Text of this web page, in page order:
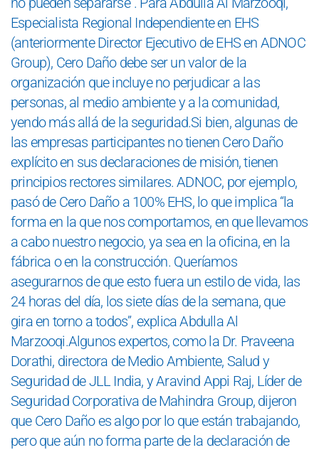
Especialista Regional Independiente en EHS
(anteriormente Director Ejecutivo de EHS en ADNOC
Group), Cero Daño debe ser un valor de la
organización que incluye no perjudicar a las
personas, al medio ambiente y a la comunidad,
yendo más allá de la seguridad.Si bien, algunas de
las empresas participantes no tienen Cero Daño
explícito en sus declaraciones de misión, tienen
principios rectores similares. ADNOC, por ejemplo,
pasó de Cero Daño a 100% EHS, lo que implica “la
forma en la que nos comportamos, en que llevamos
a cabo nuestro negocio, ya sea en la oficina, en la
fábrica o en la construcción. Queríamos
asegurarnos de que esto fuera un estilo de vida, las
24 horas del día, los siete días de la semana, que
gira en torno a todos”, explica Abdulla Al
Marzooqi.Algunos expertos, como la Dr. Praveena
Dorathi, directora de Medio Ambiente, Salud y
Seguridad de JLL India, y Aravind Appi Raj, Líder de
Seguridad Corporativa de Mahindra Group, dijeron
que Cero Daño es algo por lo que están trabajando,
pero que aún no forma parte de la declaración de